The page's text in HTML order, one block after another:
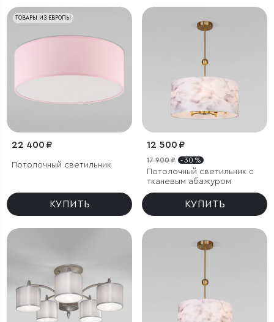
ТОВАРЫ ИЗ ЕВРОПЫ
22 400 ₽
Потолочный светильник
КУПИТЬ
12 500 ₽
17 900 ₽ - 30 %
Потолочный светильник с
тканевым абажуром
КУПИТЬ